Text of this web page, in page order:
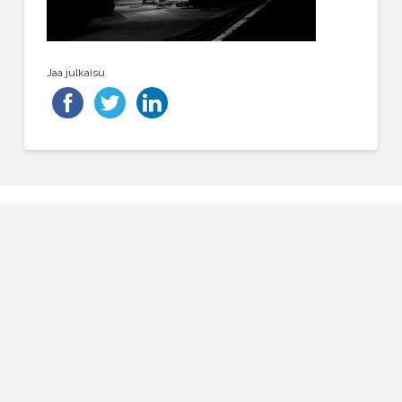
Jaa julkaisu